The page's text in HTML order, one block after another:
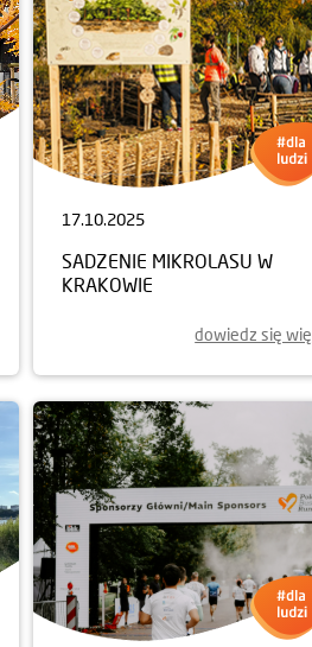
17.10.2025
SADZENIE MIKROLASU W
KRAKOWIE
dowiedz się